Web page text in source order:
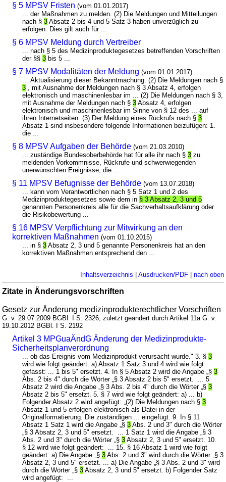
§ 5 MPSV Fristen (vom 01.01.2017)
... der Maßnahmen zu melden. (2) Die Meldungen und Mitteilungen
nach §3 Absatz 2 bis 4 und 5 Satz 3 haben unverzüglich zu
erfolgen. Dies gilt auch für ...
§ 6 MPSV Meldung durch Vertreiber
... nach § 5 des Medizinproduktegesetzes betreffenden Vorschriften
der §§3 bis 5 ...
§ 7 MPSV Modalitäten der Meldung (vom 01.01.2017)
... Aktualisierung dieser Bekanntmachung. (2) Die Meldungen nach §
3 , mit Ausnahme der Meldungen nach § 3 Absatz 4, erfolgen
elektronisch und maschinenlesbar im ... (2) Die Meldungen nach § 3,
mit Ausnahme der Meldungen nach §3 Absatz 4, erfolgen
elektronisch und maschinenlesbar im Sinne von § 12 des ... auf
ihren Internetseiten. (3) Der Meldung eines Rückrufs nach §3
Absatz 1 sind insbesondere folgende Informationen beizufügen: 1.
die ...
§ 8 MPSV Aufgaben der Behörde (vom 21.03.2010)
... zuständige Bundesoberbehörde hat für alle ihr nach §3 zu
meldenden Vorkommnisse, Rückrufe und schwerwiegenden
unerwünschten Ereignisse, die ...
§ 11 MPSV Befugnisse der Behörde (vom 13.07.2018)
... kann vom Verantwortlichen nach § 5 Satz 1 und 2 des
Medizinproduktegesetzes sowie dem in § 3 Absatz 2, 3 und 5
genannten Personenkreis alle für die Sachverhaltsaufklärung oder
die Risikobewertung ...
§ 16 MPSV Verpflichtung zur Mitwirkung an den
korrektiven Maßnahmen (vom 01.10.2015)
... in §3 Absatz 2, 3 und 5 genannte Personenkreis hat an den
korrektiven Maßnahmen entsprechend den ...
Inhaltsverzeichnis | Ausdrucken/PDF| nach oben
Zitate in Änderungsvorschriften
Gesetz zur Änderung medizinprodukterechtlicher Vorschriften
G. v. 29.07.2009 BGBl. I S. 2326; zuletzt geändert durch Artikel 11a G. v.
19.10.2012 BGBl. I S. 2192
Artikel 3 MPGuaÄndG Änderung der Medizinprodukte-
Sicherheitsplanverordnung
... ob das Ereignis vom Medizinprodukt verursacht wurde." 3. §3
wird wie folgt geändert: a) Absatz 1 Satz 3 und 4 wird wie folgt
gefasst: ... 1 bis 5" ersetzt. 4. In § 5 Absatz 2 wird die Angabe „§3
Abs. 2 bis 4" durch die Wörter „§ 3 Absatz 2 bis 5" ersetzt. ... 5
Absatz 2 wird die Angabe „§ 3 Abs. 2 bis 4" durch die Wörter „§3
Absatz 2 bis 5" ersetzt. 5. § 7 wird wie folgt geändert: a) ... b)
Folgender Absatz 2 wird angefügt: „(2) Die Meldungen nach §3
Absatz 1 und 5 erfolgen elektronisch als Datei in der
Originalformatierung. Die zuständigen ... eingefügt. 9. In § 11
Absatz 1 Satz 1 wird die Angabe „§3 Abs. 2 und 3" durch die Wörter
„§ 3 Absatz 2, 3 und 5" ersetzt. ... 1 Satz 1 wird die Angabe „§ 3
Abs. 2 und 3" durch die Wörter „§3 Absatz 2, 3 und 5" ersetzt. 10.
§ 12 wird wie folgt geändert: ... 15. § 16 Absatz 1 wird wie folgt
geändert: a) Die Angabe „§3 Abs. 2 und 3" wird durch die Wörter „§ 3
Absatz 2, 3 und 5" ersetzt. ... a) Die Angabe „§ 3 Abs. 2 und 3" wird
durch die Wörter „§3 Absatz 2, 3 und 5" ersetzt. b) Folgender Satz
wird angefügt: ...